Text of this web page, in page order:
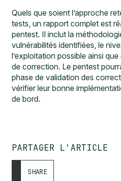
Quels que soient l’approche
tests, un rapport complet est
pentest. Il inclut la
vulnérabilités identifiées, le
l’exploitation possible ainsi
de correction. Le pentest
phase de validation des
vérifier leur bonne
de bord.
PARTAGER L'ARTICLE
SHARE